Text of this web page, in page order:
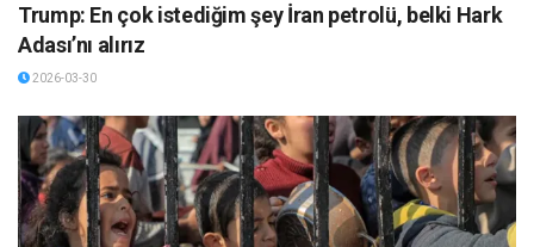
Trump: En çok istediğim şey İran petrolü, belki Hark
Adası’nı alırız
2026-03-30